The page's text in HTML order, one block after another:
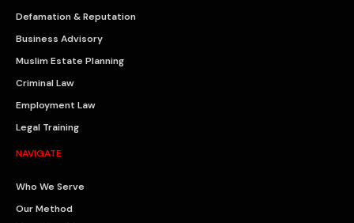
Defamation & Reputation
Business Advisory
Muslim Estate Planning
Criminal Law
Employment Law
Legal Training
NAVIGATE
Who We Serve
Our Method